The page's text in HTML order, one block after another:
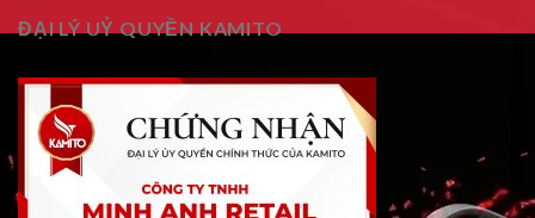
ĐẠI LÝ UỶ QUYỀN KAMITO